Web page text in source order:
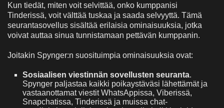
Kun tiedät, miten voit selvittää, onko kumppanisi
Tinderissä, voit välttää tuskaa ja saada selvyyttä. Tämä
seurantasovellus sisältää erilaisia ominaisuuksia, jotka
voivat auttaa sinua tunnistamaan pettävän kumppanin.
Joitakin Spynger:n suosituimpia ominaisuuksia ovat:
Sosiaalisen viestinnän sovellusten seuranta.
Spynger paljastaa kaikki poikaystäväsi lähettämät ja
vastaanottamat viestit WhatsAppissa, Viberissä,
Snapchatissa, Tinderissä ja muissa chat-